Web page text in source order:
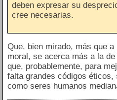
deben expresar su
cree necesarias.
Que, bien mirado, más que
moral, se acerca más a la
que, probablemente, para
falta grandes códigos éticos,
como seres humanos